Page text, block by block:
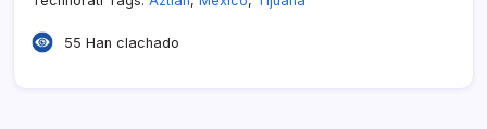
55 Han clachado